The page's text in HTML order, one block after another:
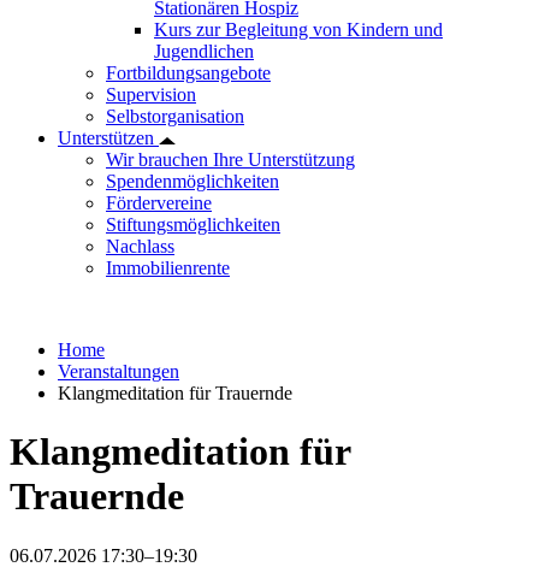
Stationären Hospiz
Kurs zur Begleitung von Kindern und
Jugendlichen
Fortbildungsangebote
Supervision
Selbstorganisation
Unterstützen
Wir brauchen Ihre Unterstützung
Spendenmöglichkeiten
Fördervereine
Stiftungsmöglichkeiten
Nachlass
Immobilienrente
Home
Veranstaltungen
Klangmeditation für Trauernde
Klangmeditation für
Trauernde
06.07.2026 17:30–19:30